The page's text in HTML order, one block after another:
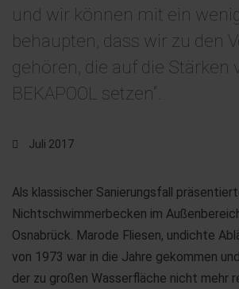
und wir können mit ein
behaupten, dass wir zu den
gehören, die auf die Stärken
BEKAPOOL setzen“.
Juli 2017
Als klassischer Sanierungsfall
Nichtschwimmerbecken im
Osnabrück. Marode Fliesen, undichte
von 1973 war in die Jahre gekommen
der zu großen Wasserfläche nicht mehr